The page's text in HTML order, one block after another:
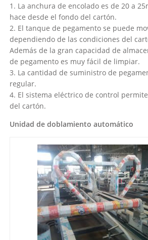
1. La anchura de encolado es de 20 a
hace desde el fondo del cartón.
2. El tanque de pegamento se puede
dependiendo de las condiciones del
Además de la gran capacidad de
de pegamento es muy fácil de limpiar.
3. La cantidad de suministro de
regular.
4. El sistema eléctrico de control
del cartón.
Unidad de doblamiento automático